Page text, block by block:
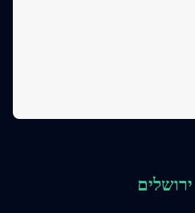
ירושלים